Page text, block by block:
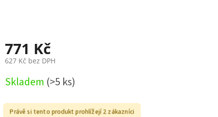
771 Kč
627 Kč bez DPH
cena:
Skladem (>5 ks)
Právě si tento produkt prohlížejí 2 zákazníci